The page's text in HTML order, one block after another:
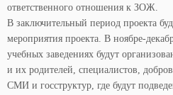
ответственного отношения к ЗОЖ.
В заключительный период проекта
мероприятия проекта. В ноябре-
учебных заведениях будут
и их родителей, специалистов,
СМИ и госструктур, где будут